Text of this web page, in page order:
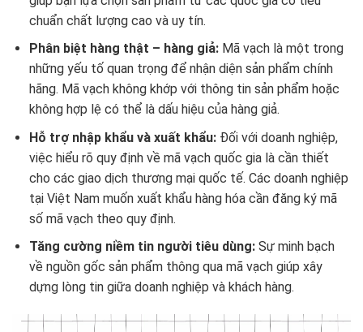
chuẩn chất lượng cao và uy tín.
Phân biệt hàng thật – hàng giả:Mã vạch là một trong
những yếu tố quan trọng để nhận diện sản phẩm chính
hãng. Mã vạch không khớp với thông tin sản phẩm hoặc
không hợp lệ có thể là dấu hiệu của hàng giả.
Hỗ trợ nhập khẩu và xuất khẩu:Đối với doanh nghiệp,
việc hiểu rõ quy định về mã vạch quốc gia là cần thiết
cho các giao dịch thương mại quốc tế. Các doanh nghiệp
tại Việt Nam muốn xuất khẩu hàng hóa cần đăng ký mã
số mã vạch theo quy định.
Tăng cường niềm tin người tiêu dùng:Sự minh bạch
về nguồn gốc sản phẩm thông qua mã vạch giúp xây
dựng lòng tin giữa doanh nghiệp và khách hàng.